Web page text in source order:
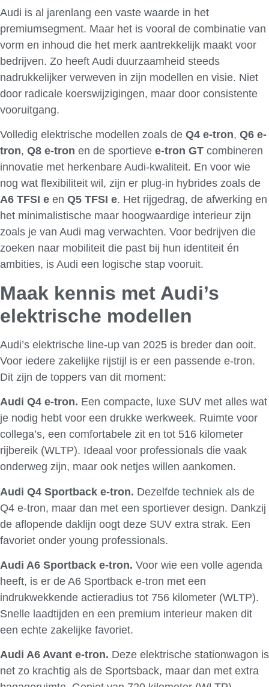
Audi is al jarenlang een vaste waarde in het
premiumsegment. Maar het is vooral de combinatie van
vorm en inhoud die het merk aantrekkelijk maakt voor
bedrijven. Zo heeft Audi duurzaamheid steeds
nadrukkelijker verweven in zijn modellen en visie. Niet
door radicale koerswijzigingen, maar door consistente
vooruitgang.
Volledig elektrische modellen zoals de Q4 e-tron, Q6 e-
tron, Q8 e-tron en de sportieve e-tron GT combineren
innovatie met herkenbare Audi-kwaliteit. En voor wie
nog wat flexibiliteit wil, zijn er plug-in hybrides zoals de
A6 TFSI e en Q5 TFSI e. Het rijgedrag, de afwerking en
het minimalistische maar hoogwaardige interieur zijn
zoals je van Audi mag verwachten. Voor bedrijven die
zoeken naar mobiliteit die past bij hun identiteit én
ambities, is Audi een logische stap vooruit.
Maak kennis met Audi’s
elektrische modellen
Audi’s elektrische line-up van 2025 is breder dan ooit.
Voor iedere zakelijke rijstijl is er een passende e-tron.
Dit zijn de toppers van dit moment:
Audi Q4 e-tron. Een compacte, luxe SUV met alles wat
je nodig hebt voor een drukke werkweek. Ruimte voor
collega’s, een comfortabele zit en tot 516 kilometer
rijbereik (WLTP). Ideaal voor professionals die vaak
onderweg zijn, maar ook netjes willen aankomen.
Audi Q4 Sportback e-tron. Dezelfde techniek als de
Q4 e-tron, maar dan met een sportiever design. Dankzij
de aflopende daklijn oogt deze SUV extra strak. Een
favoriet onder young professionals.
Audi A6 Sportback e-tron. Voor wie een volle agenda
heeft, is er de A6 Sportback e-tron met een
indrukwekkende actieradius tot 756 kilometer (WLTP).
Snelle laadtijden en een premium interieur maken dit
een echte zakelijke favoriet.
Audi A6 Avant e-tron. Deze elektrische stationwagon is
net zo krachtig als de Sportsback, maar dan met extra